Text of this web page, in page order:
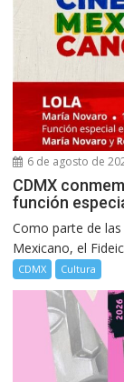
6 de agosto de
CDMX
función
Como parte de
Mexicano, el
CDMX Cultura